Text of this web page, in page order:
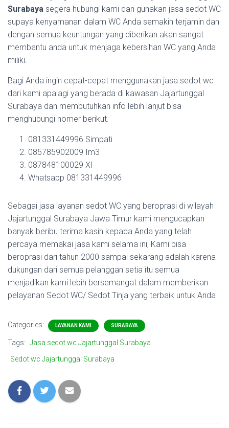
Surabaya segera hubungi kami dan gunakan jasa sedot WC
supaya kenyamanan dalam WC Anda semakin terjamin dan
dengan semua keuntungan yang diberikan akan sangat
membantu anda untuk menjaga kebersihan WC yang Anda
miliki.
Bagi Anda ingin cepat-cepat menggunakan jasa sedot wc
dari kami apalagi yang berada di kawasan Jajartunggal
Surabaya dan membutuhkan info lebih lanjut bisa
menghubungi nomer berikut.
081331449996 Simpati
085785902009 Im3
087848100029 Xl
Whatsapp 081331449996
Sebagai jasa layanan sedot WC yang beroprasi di wilayah
Jajartunggal Surabaya Jawa Timur kami mengucapkan
banyak beribu terima kasih kepada Anda yang telah
percaya memakai jasa kami selama ini, Kami bisa
beroprasi dari tahun 2000 sampai sekarang adalah karena
dukungan dari semua pelanggan setia itu semua
menjadikan kami lebih bersemangat dalam memberikan
pelayanan Sedot WC/ Sedot Tinja yang terbaik untuk Anda
Categories: LAYANAN KAMI SURABAYA
Tags: Jasa sedot wc Jajartunggal Surabaya
Sedot wc Jajartunggal Surabaya